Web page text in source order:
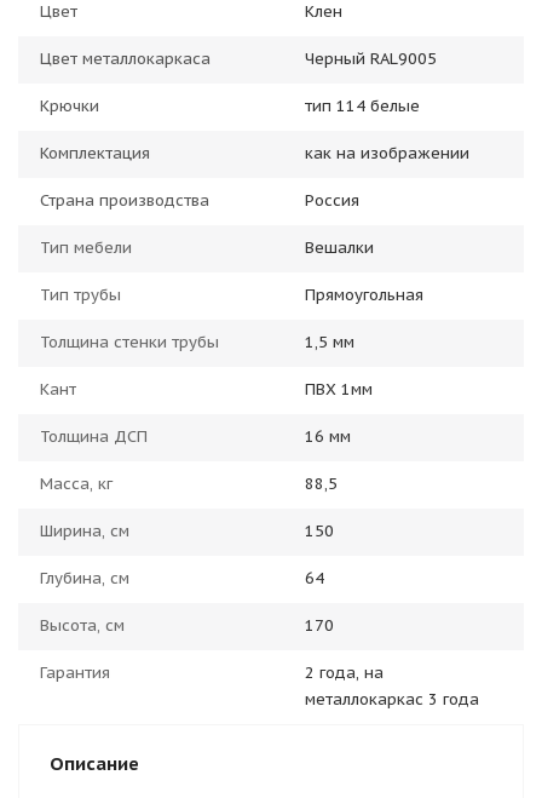
Цвет Клен
Цвет металлокаркаса Черный RAL9005
Крючки тип 114 белые
Комплектация как на изображении
Страна производства Россия
Тип мебели Вешалки
Тип трубы Прямоугольная
Толщина стенки трубы 1,5 мм
Кант ПВХ 1мм
Толщина ДСП 16 мм
Масса, кг 88,5
Ширина, см 150
Глубина, см 64
Высота, см 170
Гарантия
2 года, на
металлокаркас 3 года
Описание